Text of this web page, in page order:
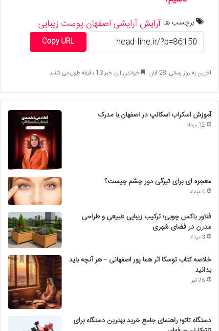
برچسب ها آرایشآرایشی اصفهان پوست زیبایی
Copy URL
آخرین به روز رسانی: 28 آبان خواندن این خبر 13 دقیقه طول می کشد
آموزش اسکراب اسکالپ در اصفهان با مدرک
12 مرداد
معجزه ای برای تیرگی دور چشم چیست؟
4 مرداد
فلاور باکس چوبی؛ ترکیب زیبایی طبیعی و طراحی
مدرن در فضای شهری
3 مرداد
خلاصه کتاب توسکا اثر هما پور اصفهانی – هر آنچه باید
بدانید
28 تیر
دستگاه تاتو؛ راهنمای جامع خرید بهترین دستگاه برای